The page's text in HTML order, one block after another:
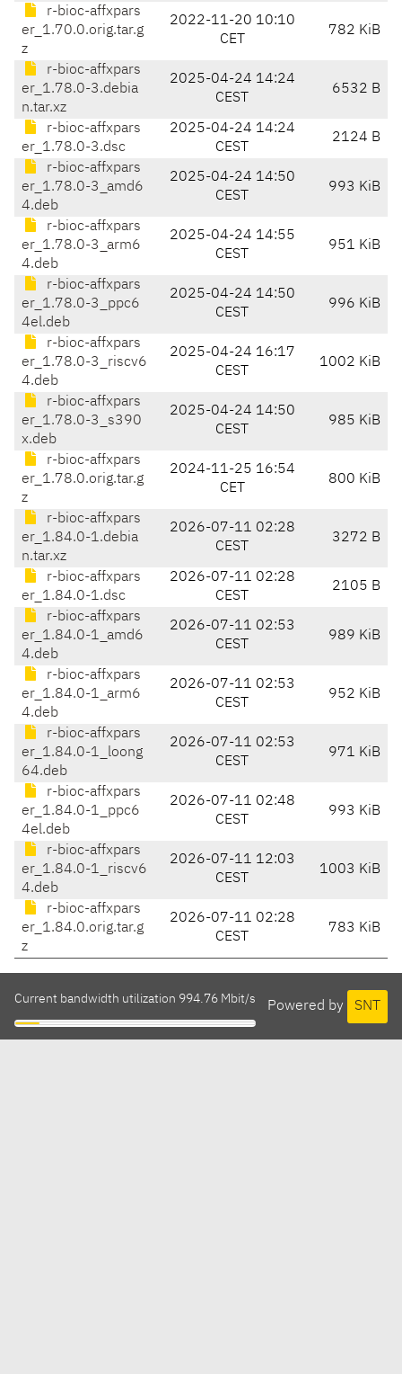
r-bioc-affxpars
er_1.70.0.orig.tar.g
z
2022-11-20 10:10
CET
782 KiB
r-bioc-affxpars
er_1.78.0-3.debia
n.tar.xz
2025-04-24 14:24
CEST
6532 B
r-bioc-affxpars
er_1.78.0-3.dsc
2025-04-24 14:24
CEST
2124 B
r-bioc-affxpars
er_1.78.0-3_amd6
4.deb
2025-04-24 14:50
CEST
993 KiB
r-bioc-affxpars
er_1.78.0-3_arm6
4.deb
2025-04-24 14:55
CEST
951 KiB
r-bioc-affxpars
er_1.78.0-3_ppc6
4el.deb
2025-04-24 14:50
CEST
996 KiB
r-bioc-affxpars
er_1.78.0-3_riscv6
4.deb
2025-04-24 16:17
CEST
1002 KiB
r-bioc-affxpars
er_1.78.0-3_s390
x.deb
2025-04-24 14:50
CEST
985 KiB
r-bioc-affxpars
er_1.78.0.orig.tar.g
z
2024-11-25 16:54
CET
800 KiB
r-bioc-affxpars
er_1.84.0-1.debia
n.tar.xz
2026-07-11 02:28
CEST
3272 B
r-bioc-affxpars
er_1.84.0-1.dsc
2026-07-11 02:28
CEST
2105 B
r-bioc-affxpars
er_1.84.0-1_amd6
4.deb
2026-07-11 02:53
CEST
989 KiB
r-bioc-affxpars
er_1.84.0-1_arm6
4.deb
2026-07-11 02:53
CEST
952 KiB
r-bioc-affxpars
er_1.84.0-1_loong
64.deb
2026-07-11 02:53
CEST
971 KiB
r-bioc-affxpars
er_1.84.0-1_ppc6
4el.deb
2026-07-11 02:48
CEST
993 KiB
r-bioc-affxpars
er_1.84.0-1_riscv6
4.deb
2026-07-11 12:03
CEST
1003 KiB
r-bioc-affxpars
er_1.84.0.orig.tar.g
z
2026-07-11 02:28
CEST
783 KiB
Powered by SNT
Current bandwidth utilization 994.76 Mbit/s